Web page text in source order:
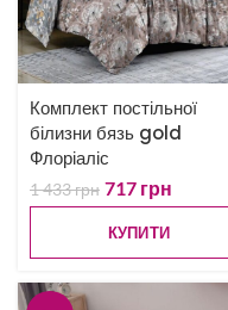
Комплект постільної
білизни бязь gold
Флоріаліс
1 433грн 717 грн
КУПИТИ